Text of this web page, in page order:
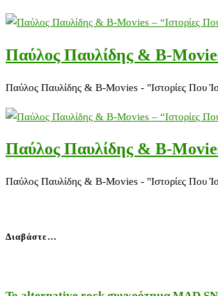
Παύλος Παυλίδης & Β-
Παύλος Παυλίδης & Β-Movies - "Ιστορίες
Παύλος Παυλίδης & Β-
Παύλος Παυλίδης & Β-Movies - "Ιστορίες
Διαβάστε…